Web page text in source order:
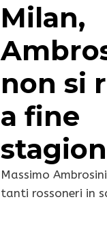
Milan,
non si
a fine
Massimo
tanti rossoneri in